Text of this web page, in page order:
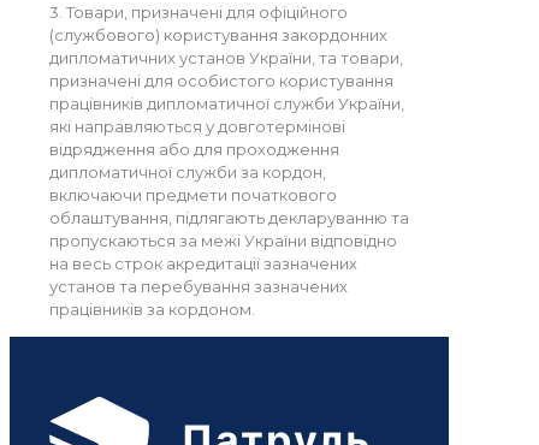
3. Товари, призначені для офіційного
(службового) користування закордонних
дипломатичних установ України, та товари,
призначені для особистого користування
працівників дипломатичної служби України,
які направляються у довготермінові
відрядження або для проходження
дипломатичної служби за кордон,
включаючи предмети початкового
облаштування, підлягають декларуванню та
пропускаються за межі України відповідно
на весь строк акредитації зазначених
установ та перебування зазначених
працівників за кордоном.